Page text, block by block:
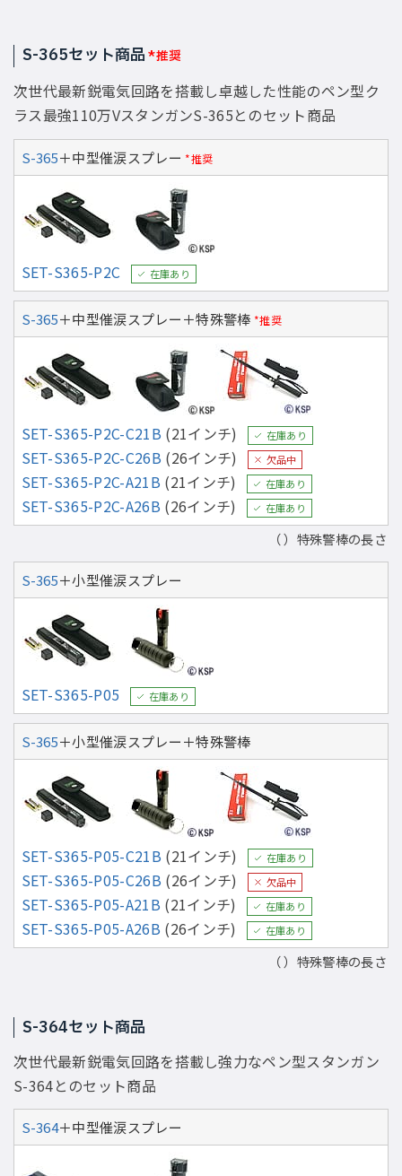
S-365セット商品 *推奨
次世代最新鋭電気回路を搭載し卓越した性能のペン型ク
ラス最強110万VスタンガンS-365とのセット商品
S-365＋中型催涙スプレー *推奨
SET-S365-P2C 在庫あり
S-365＋中型催涙スプレー＋特殊警棒 *推奨
SET-S365-P2C-C21B (21インチ) 在庫あり
SET-S365-P2C-C26B (26インチ) 欠品中
SET-S365-P2C-A21B (21インチ) 在庫あり
SET-S365-P2C-A26B (26インチ) 在庫あり
（ ）特殊警棒の長さ
S-365＋小型催涙スプレー
SET-S365-P05 在庫あり
S-365＋小型催涙スプレー＋特殊警棒
SET-S365-P05-C21B (21インチ) 在庫あり
SET-S365-P05-C26B (26インチ) 欠品中
SET-S365-P05-A21B (21インチ) 在庫あり
SET-S365-P05-A26B (26インチ) 在庫あり
（ ）特殊警棒の長さ
S-364セット商品
次世代最新鋭電気回路を搭載し強力なペン型スタンガン
S-364とのセット商品
S-364＋中型催涙スプレー